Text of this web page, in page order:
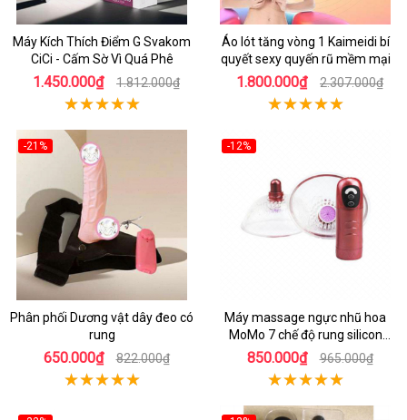
Máy Kích Thích Điểm G Svakom
CiCi - Cấm Sờ Vì Quá Phê
1.450.000₫ 1.812.000₫
Áo lót tăng vòng 1 Kaimeidi bí
quyết sexy quyến rũ mềm mại
1.800.000₫ 2.307.000₫
-21%
Phân phối Dương vật dây đeo có
rung
650.000₫ 822.000₫
-12%
Máy massage ngực nhũ hoa
MoMo 7 chế độ rung silicon
mềm mại
850.000₫ 965.000₫